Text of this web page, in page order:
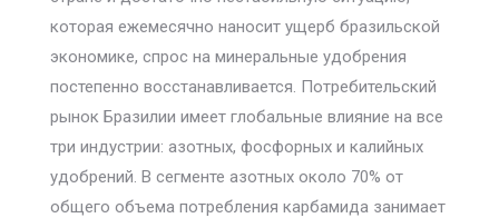
которая ежемесячно наносит ущерб бразильской
экономике, спрос на минеральные удобрения
постепенно восстанавливается. Потребительский
рынок Бразилии имеет глобальные влияние на все
три индустрии: азотных, фосфорных и калийных
удобрений. В сегменте азотных около 70% от
общего объема потребления карбамида занимает